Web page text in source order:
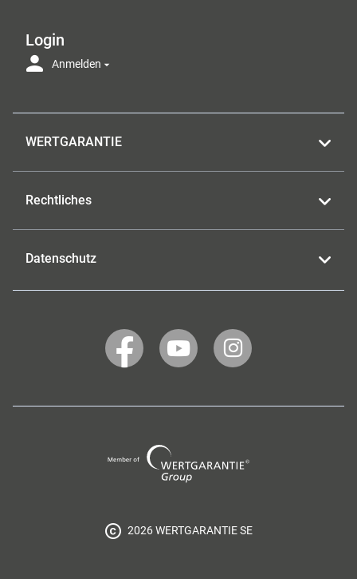
Login
Anmelden
WERTGARANTIE
Rechtliches
Datenschutz
WERTGARANTIE
auf
WERTGARANTIE
auf
WERTGARANTIE
auf
Group
2026 WERTGARANTIE SE